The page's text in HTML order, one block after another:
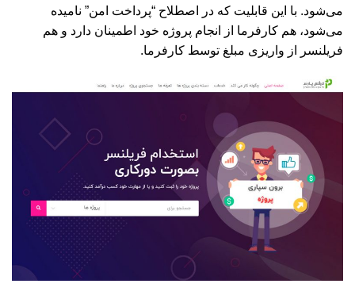
می‌شود. با این قابلیت که در اصطلاح “پرداخت امن” نامیده
می‌شود، هم کارفرما از انجام پروژه خود اطمینان دارد و هم
فریلنسر از واریزی مبلغ توسط کارفرما.